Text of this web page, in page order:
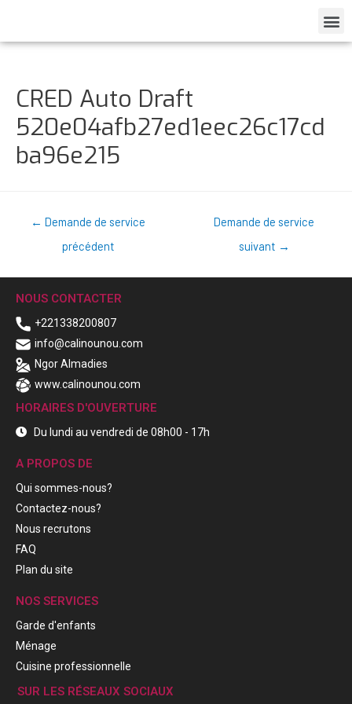
CRED Auto Draft
520e04afb27ed1eec26c17cd
ba96e215
← Demande de service
précédent
Demande de service
suivant →
NOUS CONTACTER
+221338200807
info@calinounou.com
Ngor Almadies
www.calinounou.com
HORAIRES D'OUVERTURE
Du lundi au vendredi de 08h00 - 17h
A PROPOS DE
Qui sommes-nous?
Contactez-nous?
Nous recrutons
FAQ
Plan du site
NOS SERVICES
Garde d'enfants
Ménage
Cuisine professionnelle
SUR LES RÉSEAUX SOCIAUX